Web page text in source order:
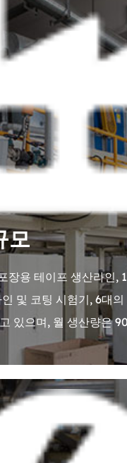
모
장용 테이프 생산라인,
및 코팅 시험기, 6대의
있으며, 월 생산량은